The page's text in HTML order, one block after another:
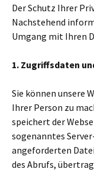
Der Schutz Ihrer
Nachstehend
Umgang mit Ihren
1. Zugriffsdaten
Sie können unsere
Ihrer Person zu
speichert der
sogenanntes
angeforderten
des Abrufs,